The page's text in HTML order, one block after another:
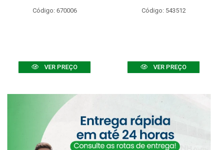
Código: 670006
VER PREÇO
Código: 543512
VER PREÇO